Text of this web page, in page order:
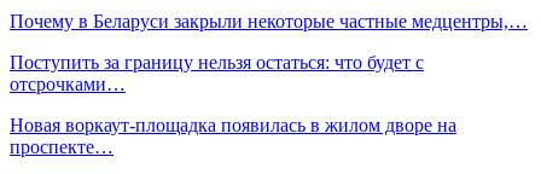
Почему в Беларуси закрыли некоторые частные медцентры,…
Поступить за границу нельзя остаться: что будет с
отсрочками…
Новая воркаут-площадка появилась в жилом дворе на
проспекте…